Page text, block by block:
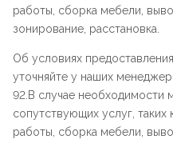
работы, сборка мебели,
зонирование, расстановка.
Об условиях
уточняйте у наших
92.В случае необходимости
сопутствующих услуг, таких
работы, сборка мебели,